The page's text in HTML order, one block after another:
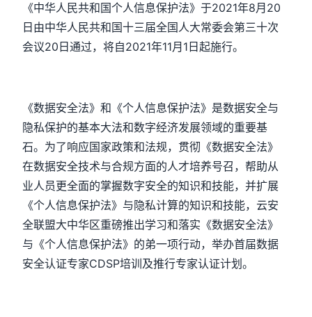
《中华人民共和国个人信息保护法》于2021年8月20
日由中华人民共和国十三届全国人大常委会第三十次
会议20日通过，将自2021年11月1日起施行。
《数据安全法》和《个人信息保护法》是数据安全与
隐私保护的基本大法和数字经济发展领域的重要基
石。为了响应国家政策和法规，贯彻《数据安全法》
在数据安全技术与合规方面的人才培养号召，帮助从
业人员更全面的掌握数字安全的知识和技能，并扩展
《个人信息保护法》与隐私计算的知识和技能，云安
全联盟大中华区重磅推出学习和落实《数据安全法》
与《个人信息保护法》的弟一项行动，举办首届数据
安全认证专家CDSP培训及推行专家认证计划。